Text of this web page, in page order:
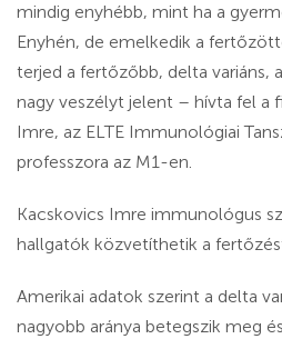
mindig enyhébb, mint ha a
Enyhén, de emelkedik a
terjed a fertőzőbb, delta variáns,
nagy veszélyt jelent – hívta fel a
Imre, az ELTE Immunológiai
professzora az M1-en.
Kacskovics Imre immunológus
hallgatók közvetíthetik a
Amerikai adatok szerint a delta
nagyobb aránya betegszik meg